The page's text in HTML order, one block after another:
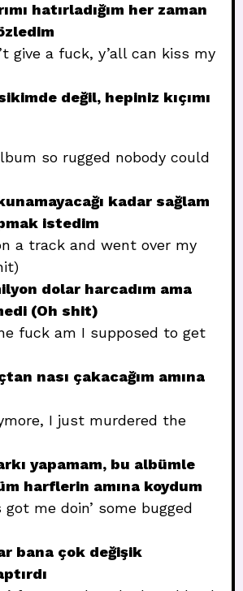
hatırladığım her zaman
give a fuck, y’all can kiss my
değil, hepiniz kıçımı
so rugged nobody could
kadar sağlam
istedim
a track and went over my
dolar harcadım ama
(Oh shit)
fuck am I supposed to get
nası çakacağım amına
I just murdered the
yapamam, bu albümle
harflerin amına koydum
me doin’ some bugged
bana çok değişik